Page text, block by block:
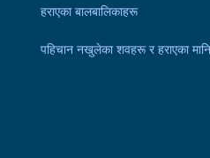
हराएका बालबालिकाहरू
पहिचान नखुलेका शवहरू र हराएका